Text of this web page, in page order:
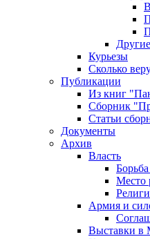
Курьезы
Сколько
Публикации
Из книг
Сборник
Статьи
Документы
Архив
Власть
Место
Армия и
Выставки в